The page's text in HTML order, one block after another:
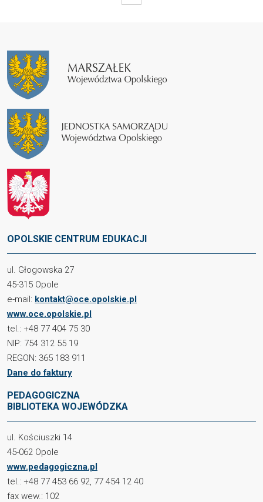
OPOLSKIE CENTRUM EDUKACJI
ul. Głogowska 27
45-315 Opole
e-mail: kontakt@oce.opolskie.pl
www.oce.opolskie.pl
tel.: +48 77 404 75 30
NIP: 754 312 55 19
REGON: 365 183 911
Dane do faktury
PEDAGOGICZNA
BIBLIOTEKA WOJEWÓDZKA
ul. Kościuszki 14
45-062 Opole
www.pedagogiczna.pl
tel.: +48 77 453 66 92, 77 454 12 40
fax wew.: 102